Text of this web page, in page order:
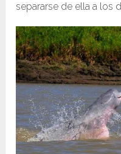
separarse de ella a los